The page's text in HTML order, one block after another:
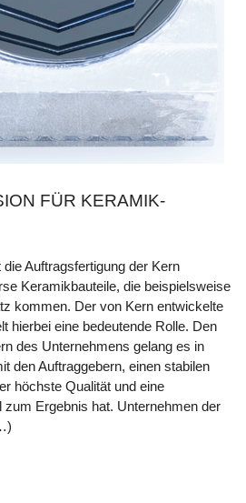
FÜR KERAMIK-
Auftragsfertigung der Kern
Keramikbauteile, die beispielsweise
kommen. Der von Kern entwickelte
hierbei eine bedeutende Rolle. Den
des Unternehmens gelang es in
den Auftraggebern, einen stabilen
höchste Qualität und eine
Ergebnis hat. Unternehmen der